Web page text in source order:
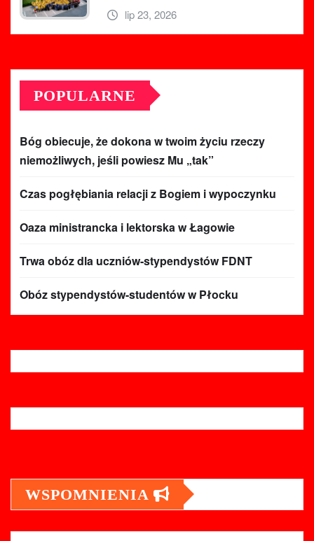
lip 23, 2026
POPULARNE
Bóg obiecuje, że dokona w twoim życiu rzeczy
niemożliwych, jeśli powiesz Mu „tak”
Czas pogłębiania relacji z Bogiem i wypoczynku
Oaza ministrancka i lektorska w Łagowie
Trwa obóz dla uczniów-stypendystów FDNT
Obóz stypendystów-studentów w Płocku
WSPOMNIENIA